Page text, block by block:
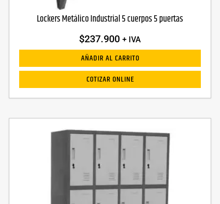
Lockers Metálico Industrial 5 cuerpos 5 puertas
$237.900 + IVA
AÑADIR AL CARRITO
COTIZAR ONLINE